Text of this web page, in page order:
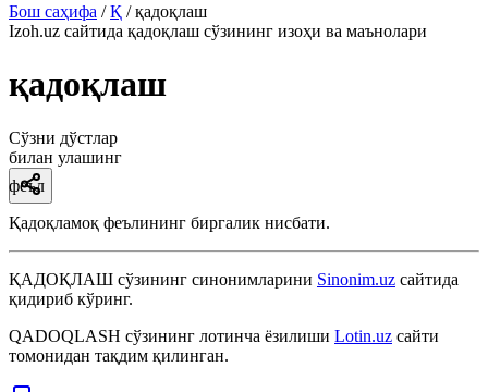
Бош саҳифа / Қ / қадоқлаш
Izoh.uz сайтида қадоқлаш сўзининг изоҳи ва маънолари
қадоқлаш
Сўзни дўстлар
билан улашинг
феъл
Қадоқламоқ феълининг биргалик нисбати.
ҚАДОҚЛАШ сўзининг синонимларини Sinonim.uz сайтида
қидириб кўринг.
QADOQLASH сўзининг лотинча ёзилиши Lotin.uz сайти
томонидан тақдим қилинган.